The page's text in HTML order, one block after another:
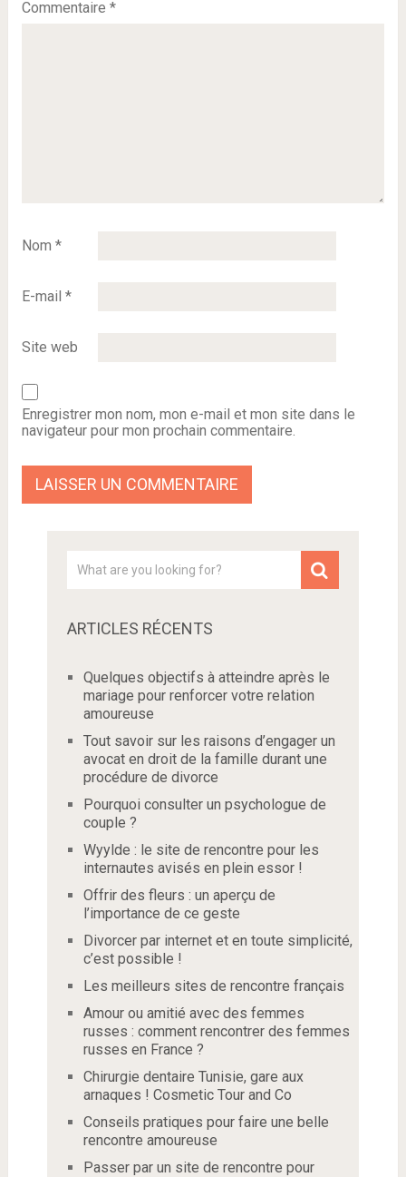
Commentaire *
Nom *
E-mail *
Site web
Enregistrer mon nom, mon e-mail et mon site dans le
navigateur pour mon prochain commentaire.
ARTICLES RÉCENTS
Quelques objectifs à atteindre après le
mariage pour renforcer votre relation
amoureuse
Tout savoir sur les raisons d’engager un
avocat en droit de la famille durant une
procédure de divorce
Pourquoi consulter un psychologue de
couple ?
Wyylde : le site de rencontre pour les
internautes avisés en plein essor !
Offrir des fleurs : un aperçu de
l’importance de ce geste
Divorcer par internet et en toute simplicité,
c’est possible !
Les meilleurs sites de rencontre français
Amour ou amitié avec des femmes
russes : comment rencontrer des femmes
russes en France ?
Chirurgie dentaire Tunisie, gare aux
arnaques ! Cosmetic Tour and Co
Conseils pratiques pour faire une belle
rencontre amoureuse
Passer par un site de rencontre pour